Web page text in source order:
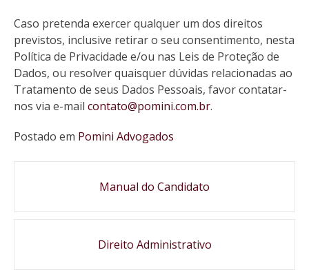
Caso pretenda exercer qualquer um dos direitos
previstos, inclusive retirar o seu consentimento, nesta
Política de Privacidade e/ou nas Leis de Proteção de
Dados, ou resolver quaisquer dúvidas relacionadas ao
Tratamento de seus Dados Pessoais, favor contatar-
nos via e-mail contato@pomini.com.br.
Postado em Pomini Advogados
post
Manual do Candidato
Direito Administrativo